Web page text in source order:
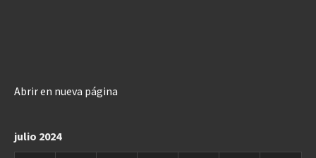
Abrir en nueva página
julio 2024